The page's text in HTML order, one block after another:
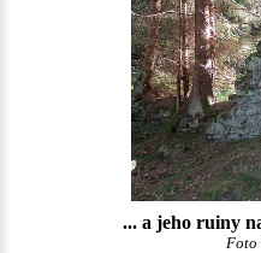
... a jeho ruiny
Foto